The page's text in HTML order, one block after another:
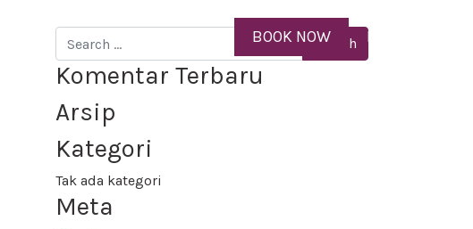
BOOK NOW MENU
Search
Komentar Terbaru
Arsip
Kategori
Tak ada kategori
Meta